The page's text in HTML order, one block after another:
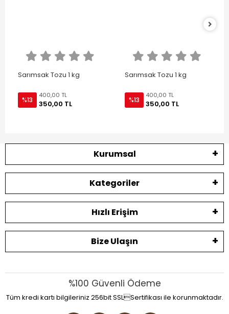
Sarımsak Tozu 1 kg
%13
400,00 TL
350,00 TL
Sarımsak Tozu 1 kg
%13
400,00 TL
350,00 TL
Kurumsal
Kategoriler
Hızlı Erişim
Bize Ulaşın
%100 Güvenli Ödeme
Tüm kredi kartı bilgileriniz 256bit SSLSertifikası ile korunmaktadır.